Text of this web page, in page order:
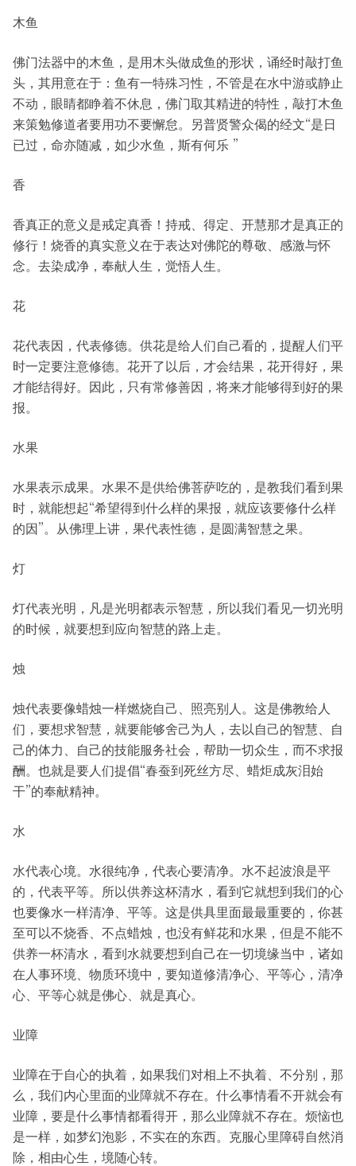
木鱼
佛门法器中的木鱼，是用木头做成鱼的形状，诵经时敲打鱼
头，其用意在于：鱼有一特殊习性，不管是在水中游或静止
不动，眼睛都睁着不休息，佛门取其精进的特性，敲打木鱼
来策勉修道者要用功不要懈怠。另普贤警众偈的经文“是日
已过，命亦随减，如少水鱼，斯有何乐 ”
香
香真正的意义是戒定真香！持戒、得定、开慧那才是真正的
修行！烧香的真实意义在于表达对佛陀的尊敬、感激与怀
念。去染成净，奉献人生，觉悟人生。
花
花代表因，代表修德。供花是给人们自己看的，提醒人们平
时一定要注意修德。花开了以后，才会结果，花开得好，果
才能结得好。因此，只有常修善因，将来才能够得到好的果
报。
水果
水果表示成果。水果不是供给佛菩萨吃的，是教我们看到果
时，就能想起“希望得到什么样的果报，就应该要修什么样
的因”。从佛理上讲，果代表性德，是圆满智慧之果。
灯
灯代表光明，凡是光明都表示智慧，所以我们看见一切光明
的时候，就要想到应向智慧的路上走。
烛
烛代表要像蜡烛一样燃烧自己、照亮别人。这是佛教给人
们，要想求智慧，就要能够舍己为人，去以自己的智慧、自
己的体力、自己的技能服务社会，帮助一切众生，而不求报
酬。也就是要人们提倡“春蚕到死丝方尽、蜡炬成灰泪始
干”的奉献精神。
水
水代表心境。水很纯净，代表心要清净。水不起波浪是平
的，代表平等。所以供养这杯清水，看到它就想到我们的心
也要像水一样清净、平等。这是供具里面最最重要的，你甚
至可以不烧香、不点蜡烛，也没有鲜花和水果，但是不能不
供养一杯清水，看到水就要想到自己在一切境缘当中，诸如
在人事环境、物质环境中，要知道修清净心、平等心，清净
心、平等心就是佛心、就是真心。
业障
业障在于自心的执着，如果我们对相上不执着、不分别，那
么，我们内心里面的业障就不存在。什么事情看不开就会有
业障，要是什么事情都看得开，那么业障就不存在。烦恼也
是一样，如梦幻泡影，不实在的东西。克服心里障碍自然消
除，相由心生，境随心转。